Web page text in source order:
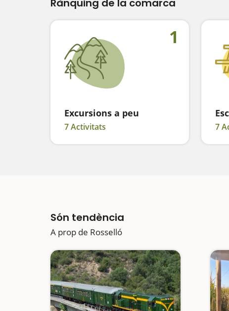
Rànquing de la comarca
1
Excursions a peu
7 Activitats 7
Són tendència
A prop de Rosselló